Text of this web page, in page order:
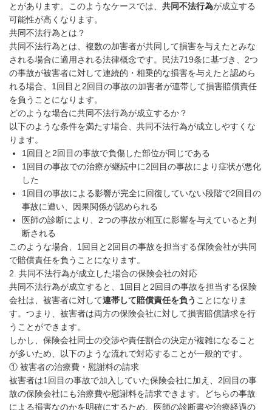
とがあります。このようなケースでは、 共同不法行為が成立する
可能性が高くなります。
共同不法行為とは？
共同不法行為とは、複数の加害者が共同して損害を与えたとみな
される場合に適用される法律概念です。民法719条に基づき、2つ
の事故が被害者に対して連続的・相乗的な損害を与えたと認めら
れる場合、1回目と2回目の事故の加害者が連帯して損害賠償責任
を負うことになります。
どのような場合に共同不法行為が成立するか？
以下のような条件を満たす場合、共同不法行為が成立しやすくな
ります。
1回目と2回目の事故で負傷した部位が同じである
1回目の事故での治療が継続中に2回目の事故により症状が悪化
した
1回目の事故による影響が完全に回復していない段階で2回目の
事故に遭い、因果関係が認められる
医師の診断により、2つの事故が相互に影響を与えていると判
断される
このような場合、1回目と2回目の事故を担当する保険会社が共同
で賠償責任を負うことになります。
2. 共同不法行為が成立した場合の保険会社の対応
共同不法行為が成立すると、1回目と2回目の事故を担当する保険
会社は、被害者に対して連帯して賠償責任を負う ことになりま
す。つまり、被害者は両方の保険会社に対して損害賠償請求を行
うことができます。
しかし、保険会社同士の交渉や責任割合の決定が複雑になること
が多いため、以下のような流れで対応することが一般的です。
① 被害者の治療費・慰謝料の請求
被害者は1回目の事故で加入していた保険会社に加え、2回目の事
故の保険会社にも治療費や慰謝料を請求できます。どちらの事故
による損害なのかを明確にするため、医師の診断書や治療経過の